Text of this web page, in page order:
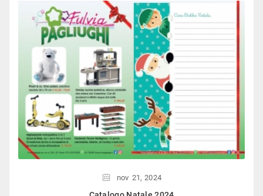
nov 21, 2024